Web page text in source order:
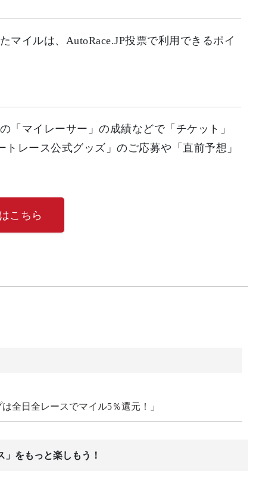
マイルは、AutoRace.JP投票で利用できるポイ
「マイレーサー」の成績などで「チケット」
レース公式グッズ」のご応募や「直前予想」
こちら
全日全レースでマイル5％還元！」
をもっと楽しもう！